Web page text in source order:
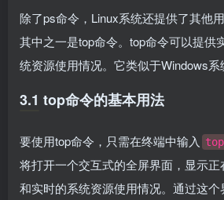
除了ps命令，Linux系统还提供了其他
其中之一是top命令。top命令可以提供
统资源使用情况。它类似于Windows系
3.1 top命令的基本用法
要使用top命令，只需在终端中输入 top
将打开一个交互式的全屏界面，显示
和实时的系统资源使用情况。通过这